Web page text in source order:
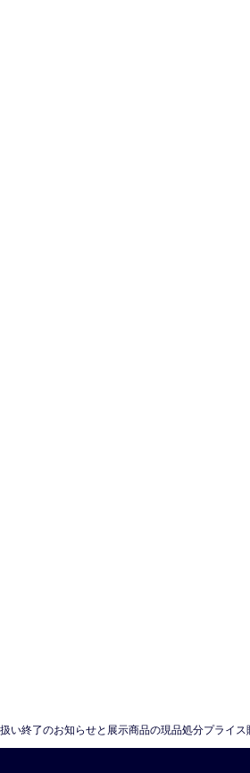
い終了のお知らせと展示商品の現品処分プライス